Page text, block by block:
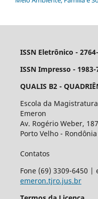
ISSN Eletrônico -
ISSN Impresso -
QUALIS B2 -
Escola da
Emeron
Av. Rogério Weber,
Porto Velho -
Contatos
Fone (69) 3309-6450
emeron.tjro.jus.br